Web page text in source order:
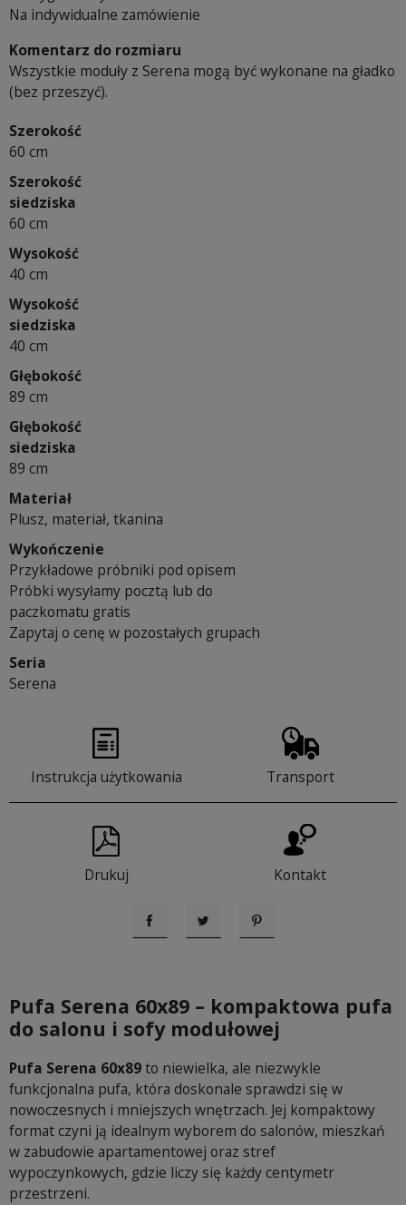
Na indywidualne zamówienie
Komentarz do rozmiaru
Wszystkie moduły z Serena mogą być wykonane na gładko
(bez przeszyć).
Szerokość
60 cm
Szerokość
siedziska
60 cm
Wysokość
40 cm
Wysokość
siedziska
40 cm
Głębokość
89 cm
Głębokość
siedziska
89 cm
Materiał
Plusz, materiał, tkanina
Wykończenie
Przykładowe próbniki pod opisem
Próbki wysyłamy pocztą lub do
paczkomatu gratis
Zapytaj o cenę w pozostałych grupach
Seria
Serena
Instrukcja użytkowania Transport
Drukuj Kontakt
UdostępnijTweetujPinterest
Pufa Serena 60x89 – kompaktowa pufa
do salonu i sofy modułowej
Pufa Serena 60x89to niewielka, ale niezwykle
funkcjonalna pufa, która doskonale sprawdzi się w
nowoczesnych i mniejszych wnętrzach. Jej kompaktowy
format czyni ją idealnym wyborem do salonów, mieszkań
w zabudowie apartamentowej oraz stref
wypoczynkowych, gdzie liczy się każdy centymetr
przestrzeni.